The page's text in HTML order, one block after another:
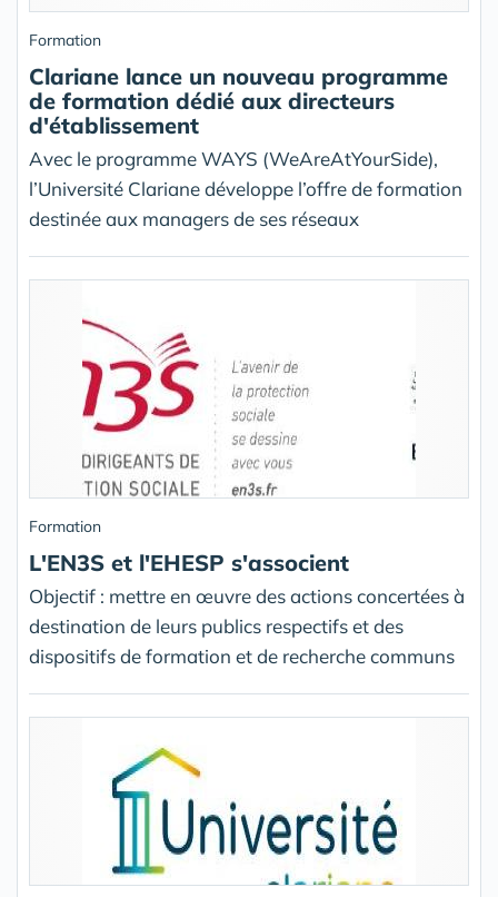
Formation
Clariane lance un nouveau programme
de formation dédié aux directeurs
d'établissement
Avec le programme WAYS (WeAreAtYourSide),
l’Université Clariane développe l’offre de formation
destinée aux managers de ses réseaux
Formation
L'EN3S et l'EHESP s'associent
Objectif : mettre en œuvre des actions concertées à
destination de leurs publics respectifs et des
dispositifs de formation et de recherche communs